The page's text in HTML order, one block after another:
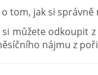
tom, jak si
můžete odkoupit
nájmu z